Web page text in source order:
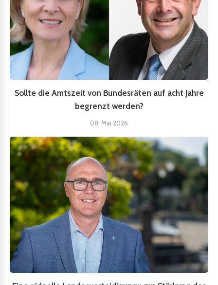
Sollte die Amtszeit von Bundesräten auf acht Jahre
begrenzt werden?
08. Mai 2026